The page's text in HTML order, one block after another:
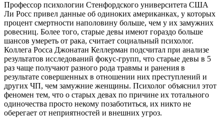
Профессор психологии Стенфордского университета США
Ли Росс привел данные об одиноких американках, у которых
процент смертности наполовину больше, чем у их замужних
ровесниц. Более того, старые девы имеют гораздо больше
шансов умереть от рака, считает социальный психолог.
Коллега Росса Джонатан Келлерман подсчитал при анализе
результатов исследований фокус-групп, что старые девы в 5
раз чаще получают разного рода травмы и ранения в
результате совершенных в отношении них преступлений и
других ЧП, чем замужние женщины. Психолог объяснил этот
феномен тем, что о старых девах по причине их тотального
одиночества просто некому позаботиться, их никто не
оберегает от неприятностей и внешних угроз.